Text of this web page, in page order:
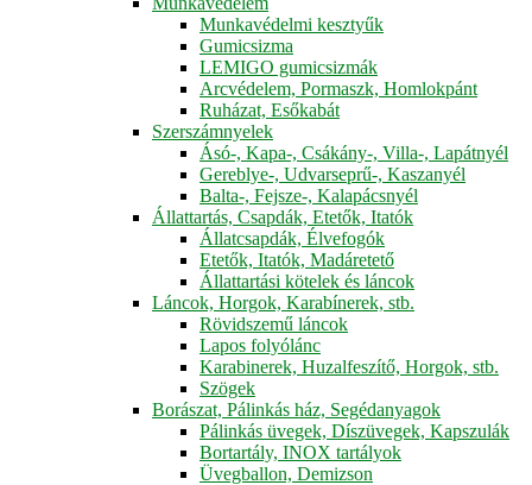
Munkavédelmi kesztyűk
Gumicsizma
LEMIGO gumicsizmák
Arcvédelem, Pormaszk, Homlokpánt
Ruházat, Esőkabát
Szerszámnyelek
Ásó-, Kapa-, Csákány-, Villa-, Lapátnyél
Gereblye-, Udvarseprű-, Kaszanyél
Balta-, Fejsze-, Kalapácsnyél
Állattartás, Csapdák, Etetők, Itatók
Állatcsapdák, Élvefogók
Etetők, Itatók, Madáretető
Állattartási kötelek és láncok
Láncok, Horgok, Karabínerek, stb.
Rövidszemű láncok
Lapos folyólánc
Karabinerek, Huzalfeszítő, Horgok, stb.
Szögek
Borászat, Pálinkás ház, Segédanyagok
Pálinkás üvegek, Díszüvegek, Kapszulák
Bortartály, INOX tartályok
Üvegballon, Demizson